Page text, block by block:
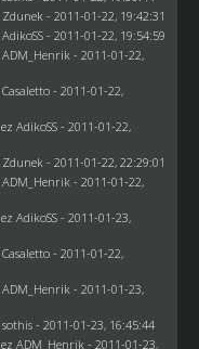
Zdunek - 2011-01-22, 19:42:31
- 2011-01-22, 19:54:59
ADM_Henrik - 2011-01-22,
Casaletto- 2011-01-22,
AdikoSS - 2011-01-22,
Zdunek - 2011-01-22, 22:29:01
ADM_Henrik - 2011-01-22,
AdikoSS - 2011-01-23,
Casaletto- 2011-01-22,
ADM_Henrik - 2011-01-23,
sothis- 2011-01-23, 16:45:44
ADM_Henrik - 2011-01-23,